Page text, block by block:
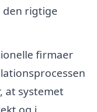
rigtige
firmaer
at systemet